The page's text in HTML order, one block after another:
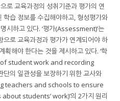
로 교육과정의 성취기준과 평가의 연
학습 정보를 수집해야하고, 형성평가와
시하고 있다. ‘평가(Assessment)’는
으로 교육과정과 평가가 연계되어야 하
획해야 한다는 것을 제시하고 있다. ‘학
of student work and recording
단의 일관성을 보장하기 위한 교사와
teachers and schools to ensure
students’ work)’의 2가지 원리